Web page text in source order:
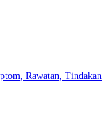
Rawatan, Tindakan